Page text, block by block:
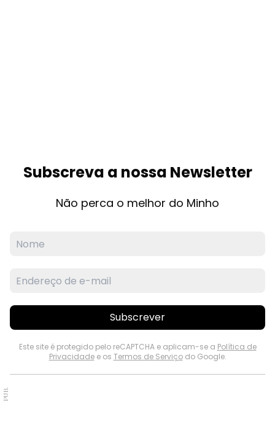
Subscreva a nossa Newsletter
Não perca o melhor do Minho
Subscrever
Este site é protegido pelo reCAPTCHA e aplicam-se a Política de
Privacidadee os Termos de Serviçodo Google.
PUB.